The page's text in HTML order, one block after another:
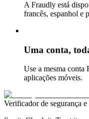
A Fraudly está
francês, espanhol e
Uma conta,
Use a mesma conta
aplicações móveis.
Verificador de segurança